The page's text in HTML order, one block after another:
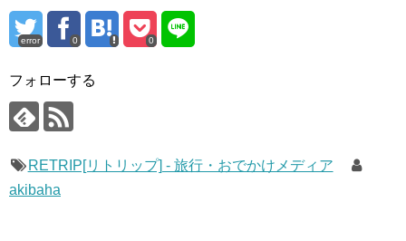
error 0 0
フォローする
RETRIP[リトリップ] - 旅行・おでかけメディア
akibaha